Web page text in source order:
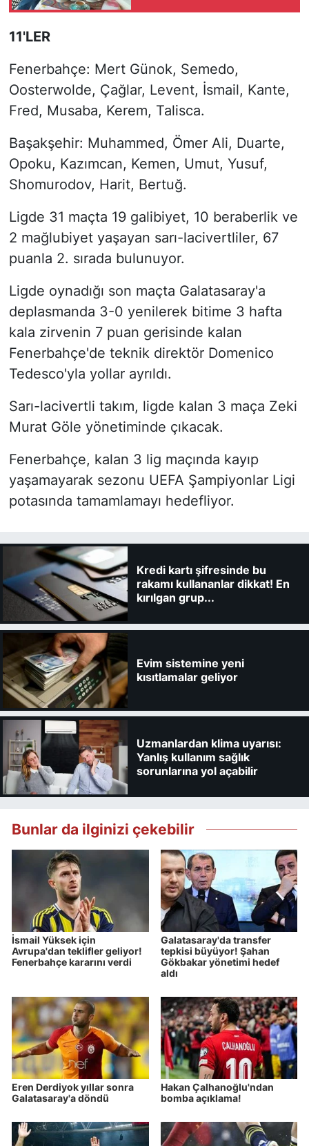
11'LER
Fenerbahçe: Mert Günok, Semedo,
Oosterwolde, Çağlar, Levent, İsmail, Kante,
Fred, Musaba, Kerem, Talisca.
Başakşehir: Muhammed, Ömer Ali, Duarte,
Opoku, Kazımcan, Kemen, Umut, Yusuf,
Shomurodov, Harit, Bertuğ.
Ligde 31 maçta 19 galibiyet, 10 beraberlik ve
2 mağlubiyet yaşayan sarı-lacivertliler, 67
puanla 2. sırada bulunuyor.
Ligde oynadığı son maçta Galatasaray'a
deplasmanda 3-0 yenilerek bitime 3 hafta
kala zirvenin 7 puan gerisinde kalan
Fenerbahçe'de teknik direktör Domenico
Tedesco'yla yollar ayrıldı.
Sarı-lacivertli takım, ligde kalan 3 maça Zeki
Murat Göle yönetiminde çıkacak.
Fenerbahçe, kalan 3 lig maçında kayıp
yaşamayarak sezonu UEFA Şampiyonlar Ligi
potasında tamamlamayı hedefliyor.
Kredi kartı şifresinde bu
rakamı kullananlar dikkat! En
kırılgan grup...
Evim sistemine yeni
kısıtlamalar geliyor
Uzmanlardan klima uyarısı:
Yanlış kullanım sağlık
sorunlarına yol açabilir
Bunlar da ilginizi çekebilir
İsmail Yüksek için
Avrupa'dan teklifler geliyor!
Fenerbahçe kararını verdi
Galatasaray'da transfer
tepkisi büyüyor! Şahan
Gökbakar yönetimi hedef
aldı
Eren Derdiyok yıllar sonra
Galatasaray'a döndü
Hakan Çalhanoğlu'ndan
bomba açıklama!